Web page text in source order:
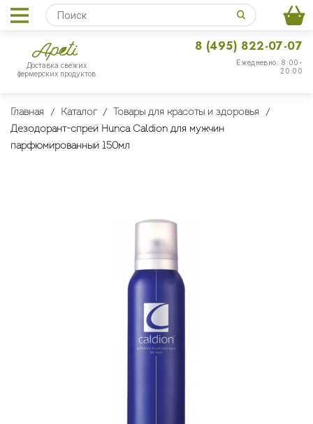
Доставка свежих
фермерских продуктов
Ежедневно: 8:00-
20:00
8 (495) 822-07-07
Главная Каталог
Товары для красоты и здоровья
Дезодорант-спрей Hunca Caldion для мужчин
парфюмированный 150мл